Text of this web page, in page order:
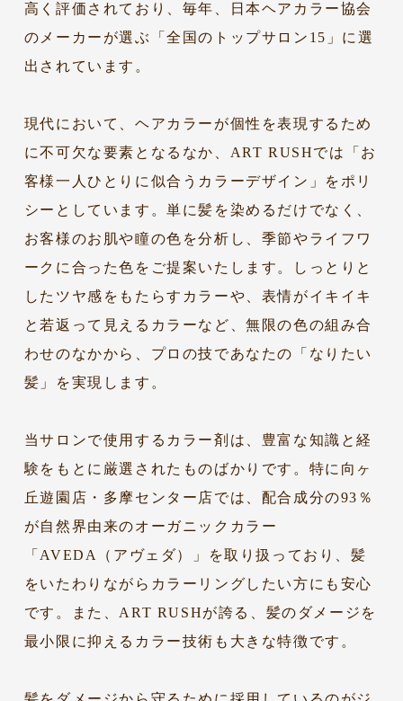
高く評価されており、毎年、日本ヘアカラー協会
のメーカーが選ぶ「全国のトップサロン15」に選
出されています。
現代において、ヘアカラーが個性を表現するため
に不可欠な要素となるなか、ART RUSHでは「お
客様一人ひとりに似合うカラーデザイン」をポリ
シーとしています。単に髪を染めるだけでなく、
お客様のお肌や瞳の色を分析し、季節やライフワ
ークに合った色をご提案いたします。しっとりと
したツヤ感をもたらすカラーや、表情がイキイキ
と若返って見えるカラーなど、無限の色の組み合
わせのなかから、プロの技であなたの「なりたい
髪」を実現します。
当サロンで使用するカラー剤は、豊富な知識と経
験をもとに厳選されたものばかりです。特に向ヶ
丘遊園店・多摩センター店では、配合成分の93％
が自然界由来のオーガニックカラー
「AVEDA（アヴェダ）」を取り扱っており、髪
をいたわりながらカラーリングしたい方にも安心
です。また、ART RUSHが誇る、髪のダメージを
最小限に抑えるカラー技術も大きな特徴です。